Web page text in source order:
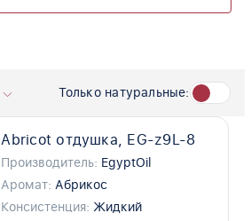
Только натуральные:
Abricot отдушка, EG-z9L-8
Производитель: EgyptOil
Аромат: Абрикос
Консистенция: Жидкий